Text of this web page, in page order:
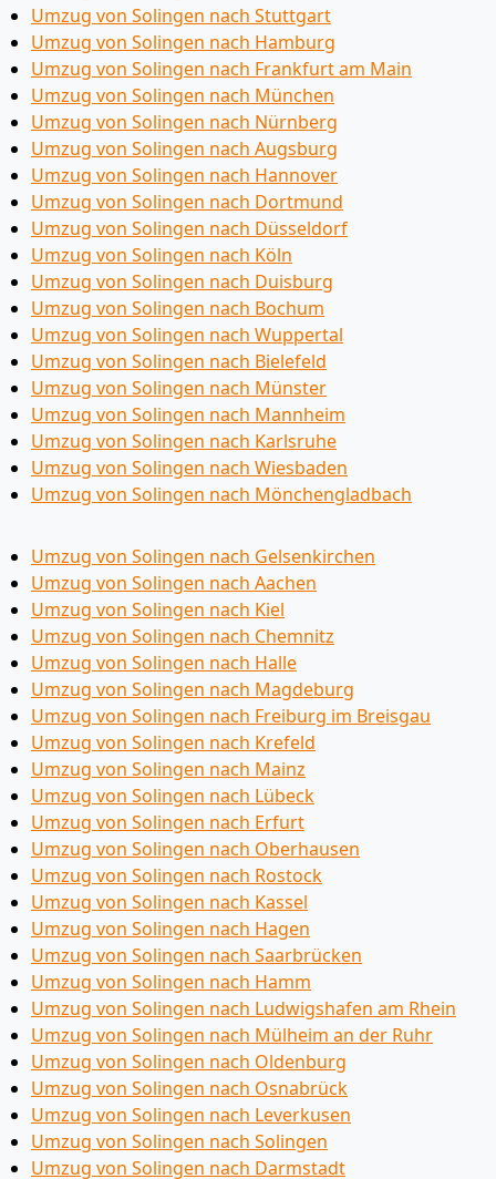
Umzug von Solingen nach Stuttgart
Umzug von Solingen nach Hamburg
Umzug von Solingen nach Frankfurt am Main
Umzug von Solingen nach München
Umzug von Solingen nach Nürnberg
Umzug von Solingen nach Augsburg
Umzug von Solingen nach Hannover
Umzug von Solingen nach Dortmund
Umzug von Solingen nach Düsseldorf
Umzug von Solingen nach Köln
Umzug von Solingen nach Duisburg
Umzug von Solingen nach Bochum
Umzug von Solingen nach Wuppertal
Umzug von Solingen nach Bielefeld
Umzug von Solingen nach Münster
Umzug von Solingen nach Mannheim
Umzug von Solingen nach Karlsruhe
Umzug von Solingen nach Wiesbaden
Umzug von Solingen nach Mönchen­gladbach
Umzug von Solingen nach Gelsenkirchen
Umzug von Solingen nach Aachen
Umzug von Solingen nach Kiel
Umzug von Solingen nach Chemnitz
Umzug von Solingen nach Halle
Umzug von Solingen nach Magdeburg
Umzug von Solingen nach Freiburg im Breisgau
Umzug von Solingen nach Krefeld
Umzug von Solingen nach Mainz
Umzug von Solingen nach Lübeck
Umzug von Solingen nach Erfurt
Umzug von Solingen nach Oberhausen
Umzug von Solingen nach Rostock
Umzug von Solingen nach Kassel
Umzug von Solingen nach Hagen
Umzug von Solingen nach Saarbrücken
Umzug von Solingen nach Hamm
Umzug von Solingen nach Ludwigshafen am Rhein
Umzug von Solingen nach Mülheim an der Ruhr
Umzug von Solingen nach Oldenburg
Umzug von Solingen nach Osnabrück
Umzug von Solingen nach Leverkusen
Umzug von Solingen nach Solingen
Umzug von Solingen nach Darmstadt